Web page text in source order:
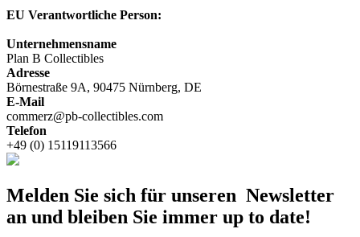
EU Verantwortliche Person:
Unternehmensname
Plan B Collectibles
Adresse
Börnestraße 9A, 90475 Nürnberg, DE
E-Mail
commerz@pb-collectibles.com
Telefon
+49 (0) 15119113566
Melden Sie sich für unseren Newsletter
an und bleiben Sie immer up to date!